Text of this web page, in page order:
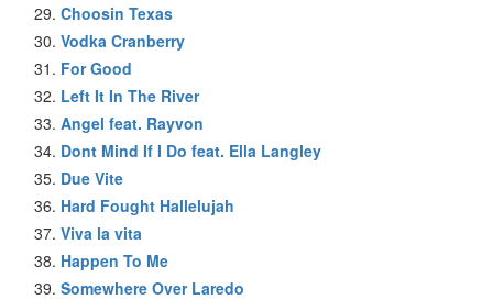
Choosin Texas
Vodka Cranberry
For Good
Left It In The River
Angel feat. Rayvon
Dont Mind If I Do feat. Ella Langley
Due Vite
Hard Fought Hallelujah
Viva la vita
Happen To Me
Somewhere Over Laredo